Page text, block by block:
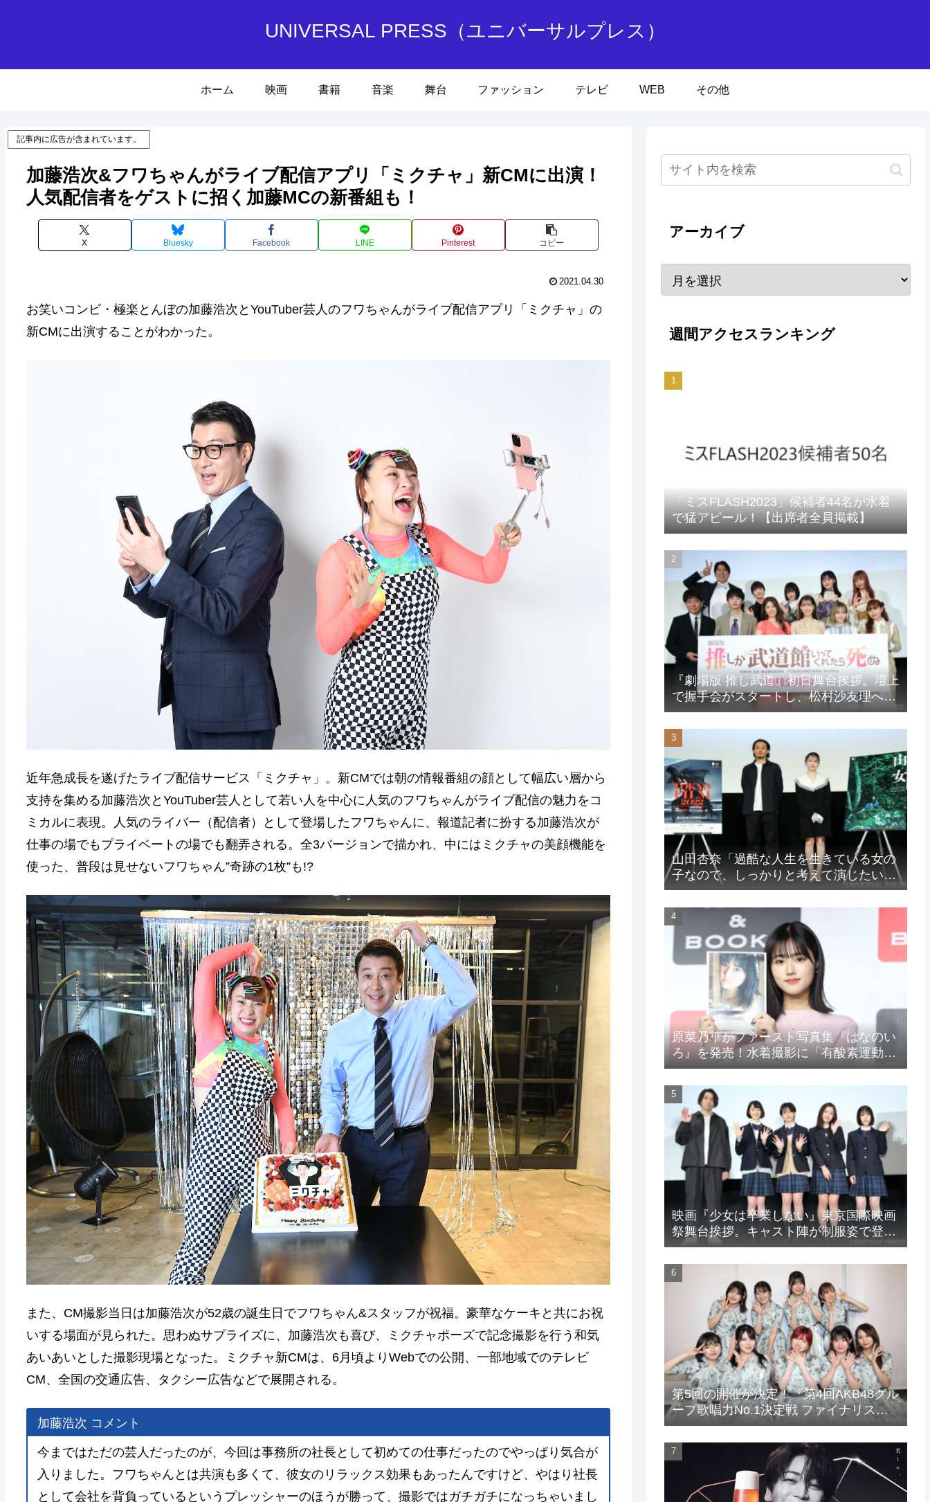
UNIVERSAL PRESS（ユニバーサルプレス）
ホーム 映画 書籍 音楽 舞台 ファッション テレビ WEB その他
記事内に広告が含まれています。
加藤浩次&フワちゃんがライブ配信アプリ「ミクチャ」新CMに出演！
人気配信者をゲストに招く加藤MCの新番組も！
X Bluesky Facebook LINE Pinterest コピー
2021.04.30
お笑いコンビ・極楽とんぼの加藤浩次とYouTuber芸人のフワちゃんがライブ配信アプリ「ミクチャ」の
新CMに出演することがわかった。
近年急成長を遂げたライブ配信サービス「ミクチャ」。新CMでは朝の情報番組の顔として幅広い層から
支持を集める加藤浩次とYouTuber芸人として若い人を中心に人気のフワちゃんがライブ配信の魅力をコ
ミカルに表現。人気のライバー（配信者）として登場したフワちゃんに、報道記者に扮する加藤浩次が
仕事の場でもプライベートの場でも翻弄される。全3バージョンで描かれ、中にはミクチャの美顔機能を
使った、普段は見せないフワちゃん”奇跡の1枚”も!?
また、CM撮影当日は加藤浩次が52歳の誕生日でフワちゃん&スタッフが祝福。豪華なケーキと共にお祝
いする場面が見られた。思わぬサプライズに、加藤浩次も喜び、ミクチャポーズで記念撮影を行う和気
あいあいとした撮影現場となった。ミクチャ新CMは、6月頃よりWebでの公開、一部地域でのテレビ
CM、全国の交通広告、タクシー広告などで展開される。
加藤浩次 コメント
今まではただの芸人だったのが、今回は事務所の社長として初めての仕事だったのでやっぱり気合が
入りました。フワちゃんとは共演も多くて、彼女のリラックス効果もあったんですけど、やはり社長
として会社を背負っているというプレッシャーのほうが勝って、撮影ではガチガチになっちゃいまし
アーカイブ
週間アクセスランキング
「ミスFLASH2023」候補者44名が水着
で猛アピール！【出席者全員掲載】
『劇場版 推し武道』初日舞台挨拶。壇上
で握手会がスタートし、松村沙友理への
想いをアピール！？
山田杏奈「過酷な人生を生きている女の
子なので、しっかりと考えて演じたいな
と」映画『山女』東京国際映画祭Q&A
原菜乃華がファースト写真集『はなのい
ろ』を発売！水着撮影に「有酸素運動と
筋トレを頑張りました」
映画『少女は卒業しない』東京国際映画
祭舞台挨拶。キャスト陣が制服姿で登
場！
第5回の開催が決定！『第4回AKB48グル
ープ歌唱力No.1決定戦 ファイナリスト
LIVE』